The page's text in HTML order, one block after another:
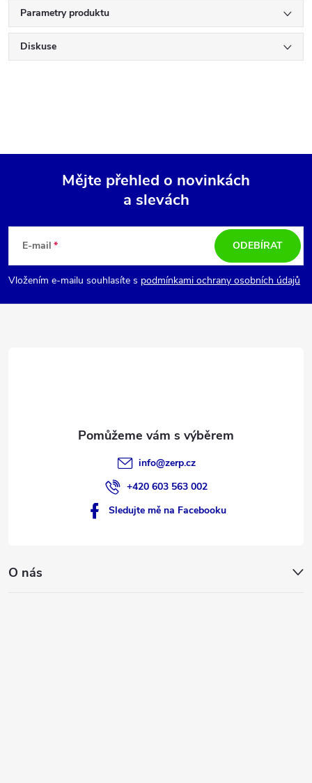
Parametry produktu
Diskuse
p
a
Mějte přehled o novinkách
a slevách
E-mail
Vložením e-mailu souhlasíte s podmínkami ochrany osobních údajů
ODEBÍRAT
info@zerp.cz
+420 603 563 002
Sledujte mě na Facebooku
O nás